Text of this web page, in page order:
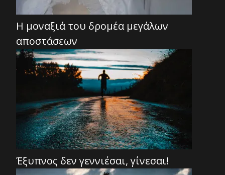
Η μοναξιά του δρομέα μεγάλων
αποστάσεων
Έξυπνος δεν γεννιέσαι, γίνεσαι!